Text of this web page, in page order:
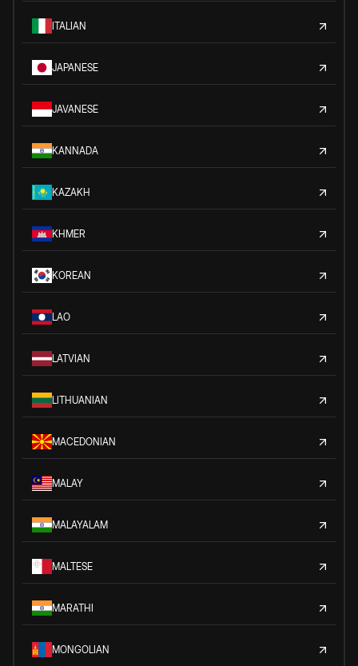
ITALIAN
JAPANESE
JAVANESE
KANNADA
KAZAKH
KHMER
KOREAN
LAO
LATVIAN
LITHUANIAN
MACEDONIAN
MALAY
MALAYALAM
MALTESE
MARATHI
MONGOLIAN